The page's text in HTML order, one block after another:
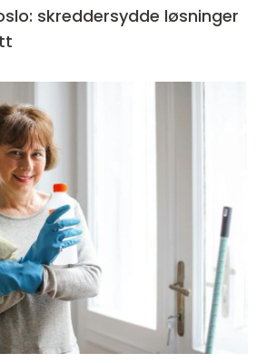
skreddersydde løsninger